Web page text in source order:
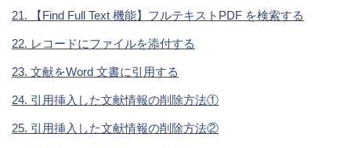
21. 【Find Full Text 機能】フルテキストPDF を検索する
22. レコードにファイルを添付する
23. 文献をWord 文書に引用する
24. 引用挿入した文献情報の削除方法①
25. 引用挿入した文献情報の削除方法②